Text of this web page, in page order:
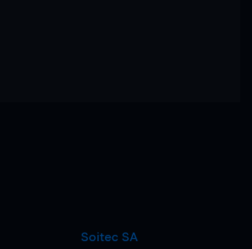
Soitec SA